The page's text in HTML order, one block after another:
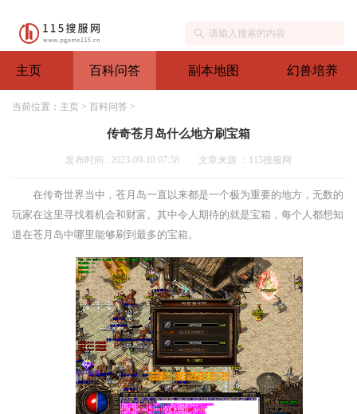
主页 百科问答 副本地图 幻兽培养
当前位置： 主页 > 百科问答 >
传奇苍月岛什么地方刷宝箱
发布时间 : 2023-09-10 07:58 文章来源 ：115搜服网
在传奇世界当中，苍月岛一直以来都是一个极为重要的地方，无数的
玩家在这里寻找着机会和财富。其中令人期待的就是宝箱，每个人都想知
道在苍月岛中哪里能够刷到最多的宝箱。